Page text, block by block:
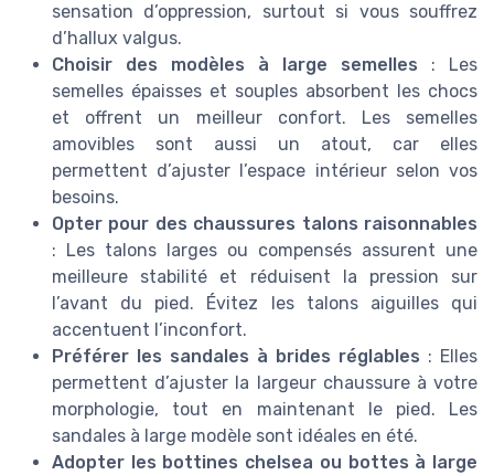
sensation d’oppression, surtout si vous souffrez
d’hallux valgus.
Choisir des modèles à large semelles : Les
semelles épaisses et souples absorbent les chocs
et offrent un meilleur confort. Les semelles
amovibles sont aussi un atout, car elles
permettent d’ajuster l’espace intérieur selon vos
besoins.
Opter pour des chaussures talons raisonnables
: Les talons larges ou compensés assurent une
meilleure stabilité et réduisent la pression sur
l’avant du pied. Évitez les talons aiguilles qui
accentuent l’inconfort.
Préférer les sandales à brides réglables : Elles
permettent d’ajuster la largeur chaussure à votre
morphologie, tout en maintenant le pied. Les
sandales à large modèle sont idéales en été.
Adopter les bottines chelsea ou bottes à large